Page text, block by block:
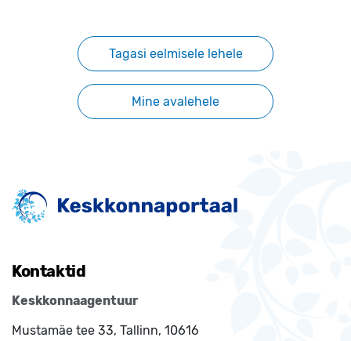
Tagasi eelmisele lehele
Mine avalehele
Kontaktid
Keskkonnaagentuur
Mustamäe tee 33, Tallinn, 10616